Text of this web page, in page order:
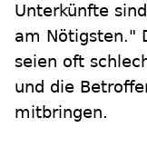
Unterkünfte
am Nötigsten."
seien oft
und die
mitbringen.